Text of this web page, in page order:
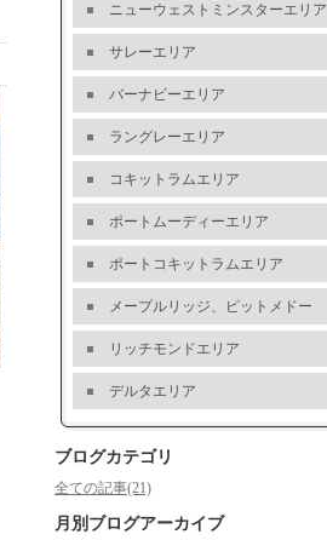
ニューウェストミンスターエリア
サレーエリア
バーナビーエリア
ラングレーエリア
コキットラムエリア
ポートムーディーエリア
ポートコキットラムエリア
メープルリッジ、ピットメドー
リッチモンドエリア
デルタエリア
ブログカテゴリ
全ての記事(21)
月別ブログアーカイブ